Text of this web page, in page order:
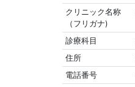
クリニック名称
（フリガナ)
診療科目
住所
電話番号